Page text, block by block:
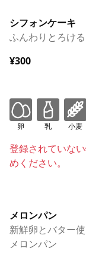
シフォンケーキ
ふんわりとろけ
¥300
卵 乳 小麦
登録されていな
めください。
メロンパン
新鮮卵とバター
メロンパン